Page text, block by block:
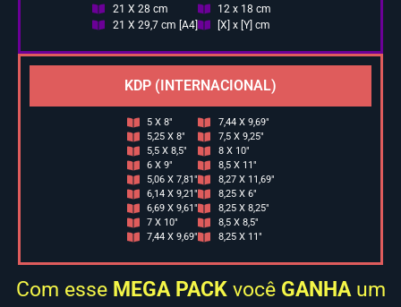
21 X 28 cm
21 X 29,7 cm [A4]
12 x 18 cm
[X] x [Y] cm
KDP (INTERNACIONAL)
5 X 8"
5,25 X 8"
5,5 X 8,5"
6 X 9"
5,06 X 7,81"
6,14 X 9,21"
6,69 X 9,61"
7 X 10"
7,44 X 9,69"
7,44 X 9,69"
7,5 X 9,25"
8 X 10"
8,5 X 11"
8,27 X 11,69"
8,25 X 6"
8,25 X 8,25"
8,5 X 8,5"
8,25 X 11"
Com esse MEGA PACK você GANHA um